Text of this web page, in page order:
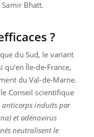
Bhatt.
?
du Sud, le variant
qu’en Île-de-France,
du Val-de-Marne.
Conseil scientifique
anticorps induits par
et adénovirus
neutralisent le